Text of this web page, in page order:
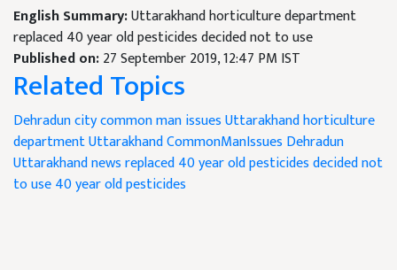
English Summary:Uttarakhand horticulture department
replaced 40 year old pesticides decided not to use
Published on:27 September 2019, 12:47 PM IST
Related Topics
Dehradun city common man issuesUttarakhand horticulture
departmentUttarakhand CommonManIssues Dehradun
Uttarakhand newsreplaced 40 year old pesticidesdecided not
to use 40 year old pesticides